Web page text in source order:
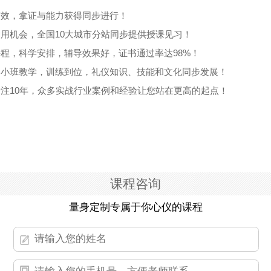
，拿证与能力获得同步进行！
机会，全国10大城市分站同步提供授课见习！
，科学安排，辅导效果好，证书通过率达98%！
班教学，训练到位，礼仪知识、技能和文化同步发展！
10年，众多实战行业案例和经验让您站在更高的起点！
课程咨询
量身定制专属于你心仪的课程